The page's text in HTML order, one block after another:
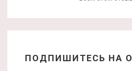
ПОДПИШИТЕСЬ НА